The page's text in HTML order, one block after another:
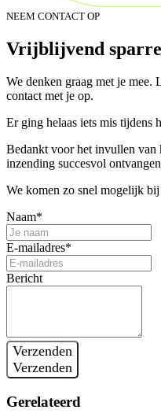
NEEM CONTACT OP
Vrijblijvend
We denken graag met je mee.
contact met je op.
Er ging helaas iets mis tijdens
Bedankt voor het invullen van
inzending succesvol
We komen zo snel mogelijk
Naam*
E-mailadres*
Bericht
Verzenden
Verzenden
Gerelateerd